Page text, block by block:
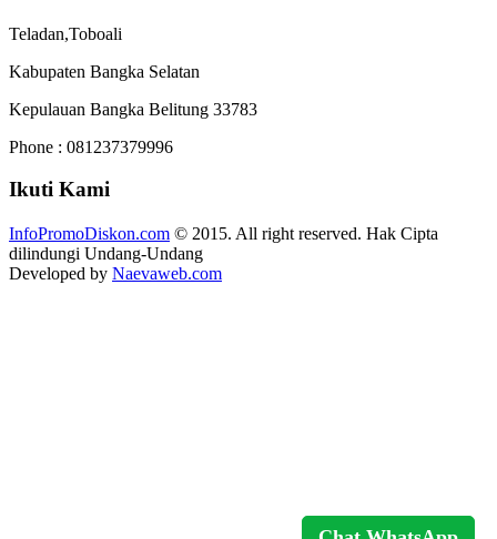
Teladan,Toboali
Kabupaten Bangka Selatan
Kepulauan Bangka Belitung 33783
Phone : 081237379996
Ikuti Kami
InfoPromoDiskon.com © 2015. All right reserved. Hak Cipta
dilindungi Undang-Undang
Developed by Naevaweb.com